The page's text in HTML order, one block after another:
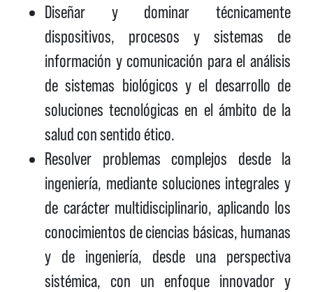
Diseñar y dominar técnicamente
dispositivos, procesos y sistemas de
información y comunicación para el análisis
de sistemas biológicos y el desarrollo de
soluciones tecnológicas en el ámbito de la
salud con sentido ético.
Resolver problemas complejos desde la
ingeniería, mediante soluciones integrales y
de carácter multidisciplinario, aplicando los
conocimientos de ciencias básicas, humanas
y de ingeniería, desde una perspectiva
sistémica, con un enfoque innovador y